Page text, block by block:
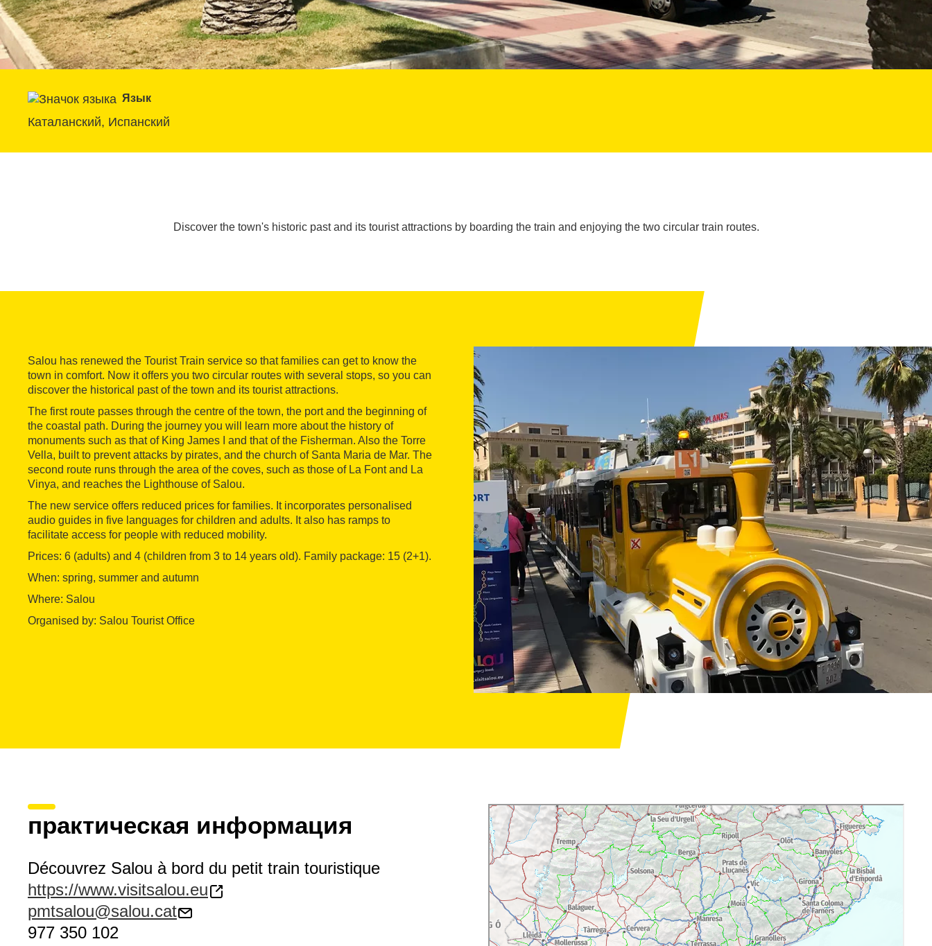
Язык
Каталанский, Испанский
Discover the town's historic past and its tourist attractions by boarding the train and enjoying the two circular train routes.
Salou has renewed the Tourist Train service so that families can get to know the
town in comfort. Now it offers you two circular routes with several stops, so you can
discover the historical past of the town and its tourist attractions.
The first route passes through the centre of the town, the port and the beginning of
the coastal path. During the journey you will learn more about the history of
monuments such as that of King James I and that of the Fisherman. Also the Torre
Vella, built to prevent attacks by pirates, and the church of Santa Maria de Mar. The
second route runs through the area of the coves, such as those of La Font and La
Vinya, and reaches the Lighthouse of Salou.
The new service offers reduced prices for families. It incorporates personalised
audio guides in five languages for children and adults. It also has ramps to
facilitate access for people with reduced mobility.
Prices: 6 (adults) and 4 (children from 3 to 14 years old). Family package: 15 (2+1).
When: spring, summer and autumn
Where: Salou
Organised by: Salou Tourist Office
практическая информация
Découvrez Salou à bord du petit train touristique
https://www.visitsalou.eu
pmtsalou@salou.cat
977 350 102